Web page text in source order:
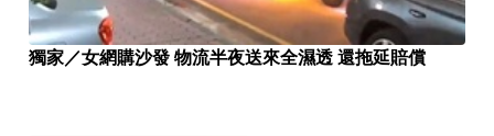
獨家／女網購沙發 物流半夜送來全濕透 還拖延賠償